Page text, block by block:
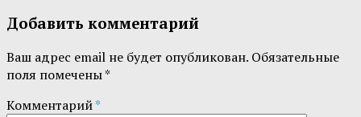
Добавить комментарий
Ваш адрес email не будет опубликован. Обязательные
поля помечены*
Комментарий*